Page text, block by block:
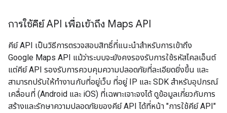
การใช้คีย์ API เพื่อเข้าถึง Maps API
คีย์ API เป็นวิธีการตรวจสอบสิทธิ์ที่แนะนำสำหรับการเข้าถึง
Google Maps API แม้ว่าระบบจะยังคงรองรับการใช้รหัสไคลเอ็นต์
แต่คีย์ API รองรับการควบคุมความปลอดภัยที่ละเอียดยิ่งขึ้น และ
สามารถปรับให้ทำงานกับที่อยู่เว็บ ที่อยู่ IP และ SDK สำหรับอุปกรณ์
เคลื่อนที่ (Android และ iOS) ที่เฉพาะเจาะจงได้ ดูข้อมูลเกี่ยวกับการ
สร้างและรักษาความปลอดภัยของคีย์ API ได้ที่หน้า "การใช้คีย์ API"